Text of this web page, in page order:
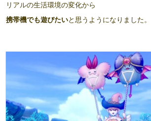
リアルの生活環境の変化から
携帯機でも遊びたいと思うようになりました。